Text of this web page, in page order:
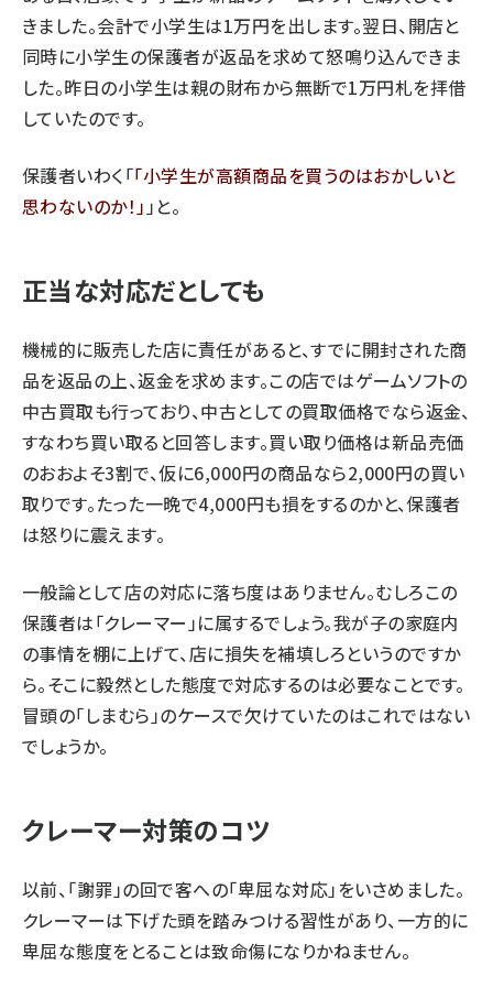
きました。会計で小学生は1万円を出します。翌日、開店と
同時に小学生の保護者が返品を求めて怒鳴り込んできま
した。昨日の小学生は親の財布から無断で1万円札を拝借
していたのです。
保護者いわく「 小学生が高額商品を買うのはおかしいと
思わないのか！ 」と。
正当な対応だとしても
機械的に販売した店に責任があると、すでに開封された商
品を返品の上、返金を求めます。この店ではゲームソフトの
中古買取も行っており、中古としての買取価格でなら返金、
すなわち買い取ると回答します。買い取り価格は新品売価
のおおよそ3割で、仮に6,000円の商品なら2,000円の買い
取りです。たった一晩で4,000円も損をするのかと、保護者
は怒りに震えます。
一般論として店の対応に落ち度はありません。むしろこの
保護者は「クレーマー」に属するでしょう。我が子の家庭内
の事情を棚に上げて、店に損失を補填しろというのですか
ら。そこに毅然とした態度で対応するのは必要なことです。
冒頭の「しまむら」のケースで欠けていたのはこれではない
でしょうか。
クレーマー対策のコツ
以前、「謝罪」の回で客への「卑屈な対応」をいさめました。
クレーマーは下げた頭を踏みつける習性があり、一方的に
卑屈な態度をとることは致命傷になりかねません。